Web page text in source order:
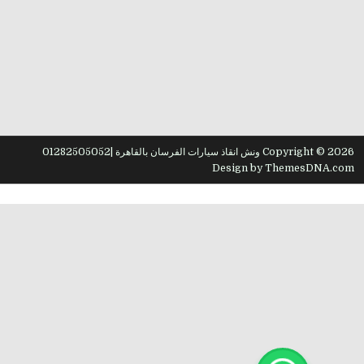
Copyright © 2026 ونش انقاذ سيارات الفرسان بالقاهرة |01282505052
Design by ThemesDNA.com